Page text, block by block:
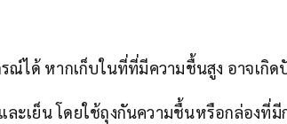
ณ์ได้ หากเก็บในที่ที่มีความชื้นสูง อาจเกิ
ละเย็น โดยใช้ถุงกันความชื้นหรือกล่องที่